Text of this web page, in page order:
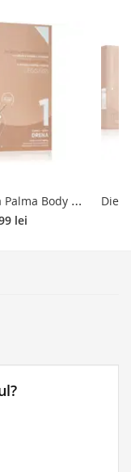
D
iego dalla Palma Body Line Thermoactive Slimming Leggings Refill bandaje termo atenueaza aspectul celulitei 120 ml
lei